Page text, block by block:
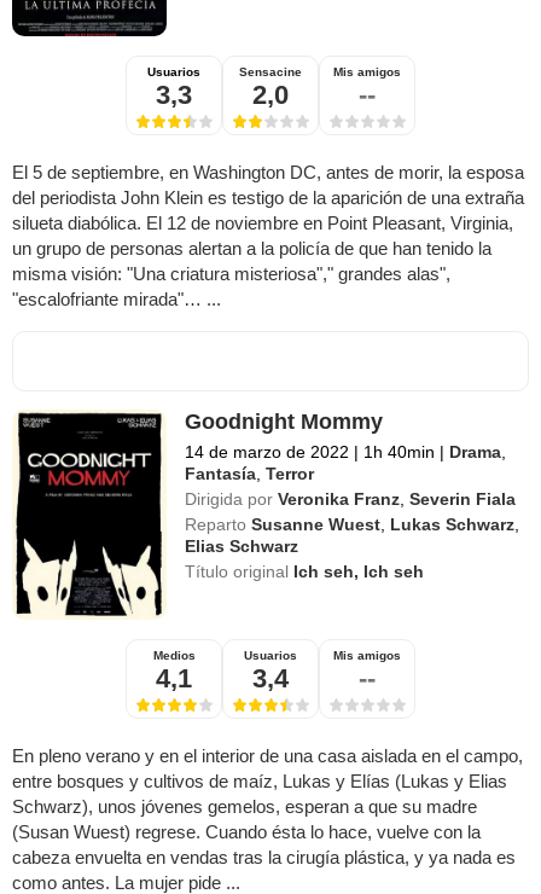
Usuarios
3,3
Sensacine
2,0
Mis amigos
--
El 5 de septiembre, en Washington DC, antes de morir, la esposa
del periodista John Klein es testigo de la aparición de una extraña
silueta diabólica. El 12 de noviembre en Point Pleasant, Virginia,
un grupo de personas alertan a la policía de que han tenido la
misma visión: "Una criatura misteriosa"," grandes alas",
"escalofriante mirada"… ...
Goodnight Mommy
14 de marzo de 2022 | 1h 40min | Drama
Fantasía ,Terror
Dirigida por Veronika Franz ,Severin Fiala
Reparto Susanne Wuest Lukas Schwarz
Elias Schwarz
Título original Ich seh, Ich seh
Medios
4,1
Usuarios
3,4
Mis amigos
--
En pleno verano y en el interior de una casa aislada en el campo,
entre bosques y cultivos de maíz, Lukas y Elías (Lukas y Elias
Schwarz), unos jóvenes gemelos, esperan a que su madre
(Susan Wuest) regrese. Cuando ésta lo hace, vuelve con la
cabeza envuelta en vendas tras la cirugía plástica, y ya nada es
como antes. La mujer pide ...